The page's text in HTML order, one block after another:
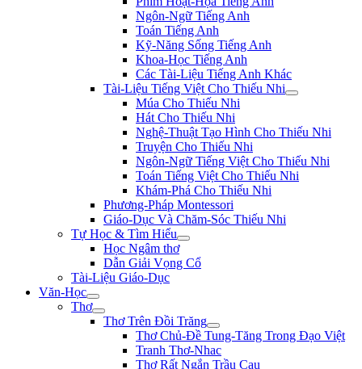
Ngôn-Ngữ Tiếng Anh
Toán Tiếng Anh
Kỹ-Năng Sống Tiếng Anh
Khoa-Học Tiếng Anh
Các Tài-Liệu Tiếng Anh Khác
Tài-Liệu Tiếng Việt Cho Thiếu Nhi
Múa Cho Thiếu Nhi
Hát Cho Thiếu Nhi
Nghệ-Thuật Tạo Hình Cho Thiếu Nhi
Truyện Cho Thiếu Nhi
Ngôn-Ngữ Tiếng Việt Cho Thiếu Nhi
Toán Tiếng Việt Cho Thiếu Nhi
Khám-Phá Cho Thiếu Nhi
Phương-Pháp Montessori
Giáo-Dục Và Chăm-Sóc Thiếu Nhi
Tự Học & Tìm Hiểu
Học Ngâm thơ
Dẫn Giải Vọng Cổ
Tài-Liệu Giáo-Dục
Văn-Học
Thơ
Thơ Trên Đồi Trăng
Thơ Chủ-Đề Tung-Tăng Trong Đạo Việt
Tranh Thơ-Nhac
Thơ Rất Ngắn Trầu Cau